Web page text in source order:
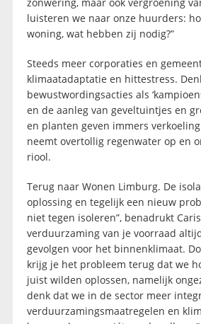
luisteren we naar onze huurders:
woning, wat hebben zij nodig?”
Steeds meer corporaties en
klimaatadaptatie en hittestress.
bewustwordingsacties als
en de aanleg van geveltuintjes en
en planten geven immers
neemt overtollig regenwater op en
riool.
Terug naar Wonen Limburg. De
oplossing en tegelijk een nieuw
niet tegen isoleren”, benadrukt
verduurzaming van je voorraad
gevolgen voor het binnenklimaat.
krijg je het probleem terug dat we
juist wilden oplossen, namelijk
denk dat we in de sector meer
verduurzamingsmaatregelen en